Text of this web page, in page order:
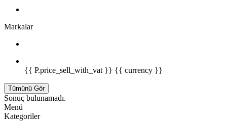
Markalar
{{ P.price_sell_with_vat }} {{ currency }}
Tümünü Gör
Sonuç bulunamadı.
Menü
Kategoriler